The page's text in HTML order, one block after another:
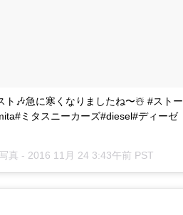
ト🎶急に寒くなりましたね〜☃️ #ストー
ミタスニーカーズ#diesel#ディーゼ
真 - 2016 11月 24 3:43午前 PST